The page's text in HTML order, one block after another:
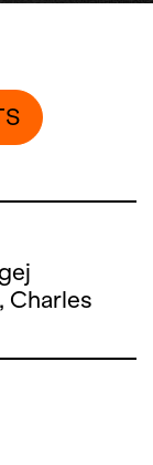
Charles